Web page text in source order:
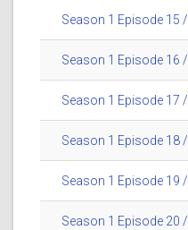
Season 1 Episode 15
Season 1 Episode 16
Season 1 Episode 17
Season 1 Episode 18
Season 1 Episode 19
Season 1 Episode 20